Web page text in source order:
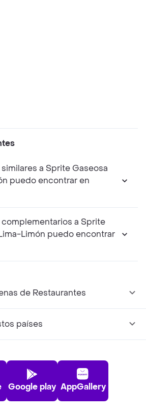
a Sprite Gaseosa
en
a Sprite
puedo encontrar
de Restaurantes
países
Google play AppGallery